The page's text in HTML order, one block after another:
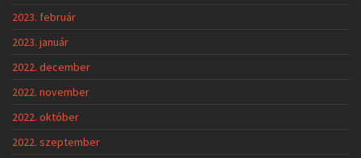
2023. február
2023. január
2022. december
2022. november
2022. október
2022. szeptember